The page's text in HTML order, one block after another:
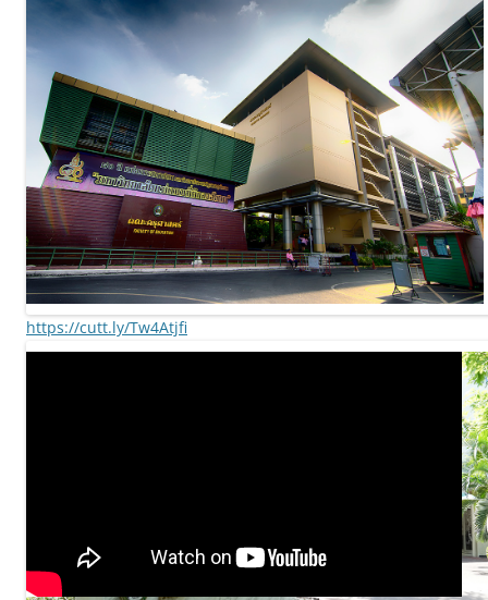
https://cutt.ly/Tw4Atjfi